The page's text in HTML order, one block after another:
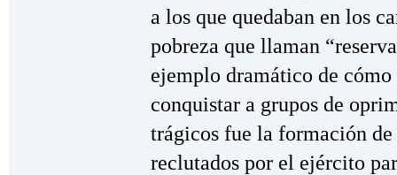
a los que quedaban en los
pobreza que llaman
ejemplo dramático de
conquistar a grupos de
trágicos fue la formación
reclutados por el ejército